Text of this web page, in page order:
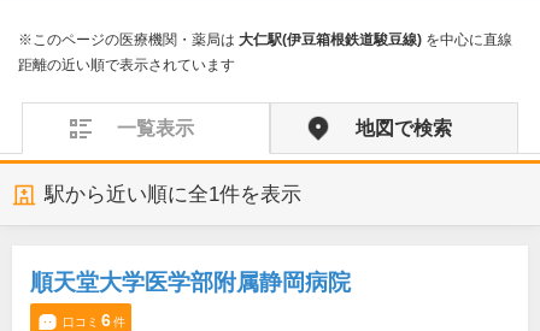
※このページの医療機関・薬局は 大仁駅(伊豆箱根鉄道駿豆線) を中心に直線
距離の近い順で表示されています
一覧表示 地図で検索
駅から近い順に全1件を表示
順天堂大学医学部附属静岡病院
口コミ 6件